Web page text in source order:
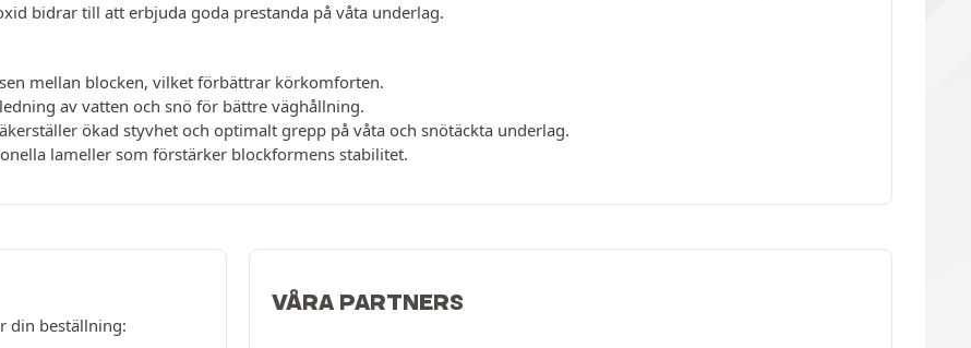
bidrar till att erbjuda goda prestanda på våta underlag.
mellan blocken, vilket förbättrar körkomforten.
av vatten och snö för bättre väghållning.
ökad styvhet och optimalt grepp på våta och snötäckta underlag.
lameller som förstärker blockformens stabilitet.
din beställning:
VÅRA PARTNERS